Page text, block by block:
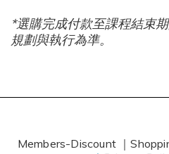
*選購完成付款至課程結束
規劃與執行為準。
Members-Discount ｜